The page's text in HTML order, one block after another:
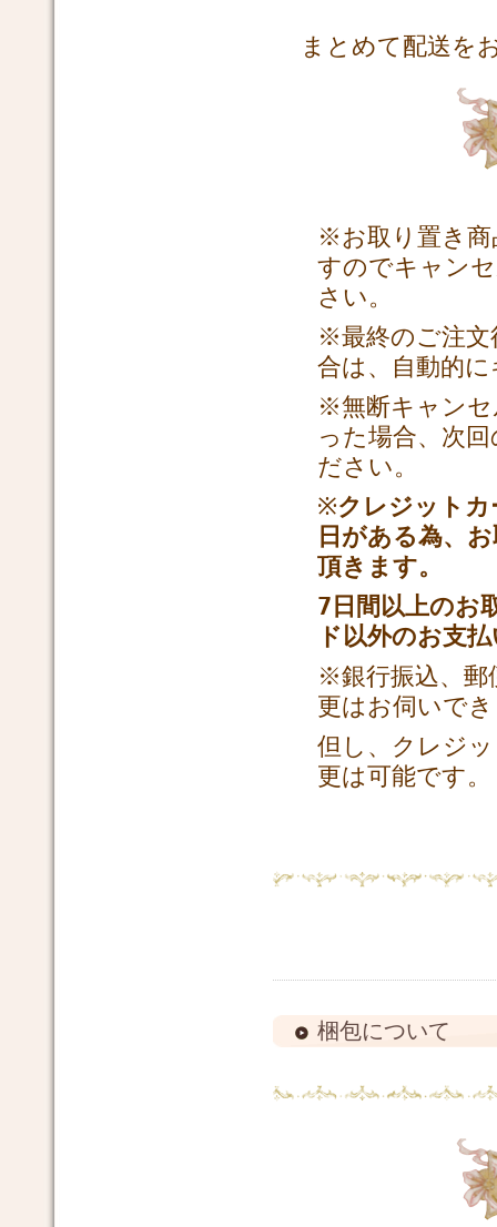
まとめて配送を
※お取り置き商
すのでキャン
さい。
※最終のご注文
合は、
自動的
※無断キャンセ
った場合、 次
ださい。
※クレジット
日がある為、
頂きます。
7日間以上のお
ド以外のお支
※銀行振込、郵
更はお伺いで
但し、クレジ
更は可能です。
梱包について